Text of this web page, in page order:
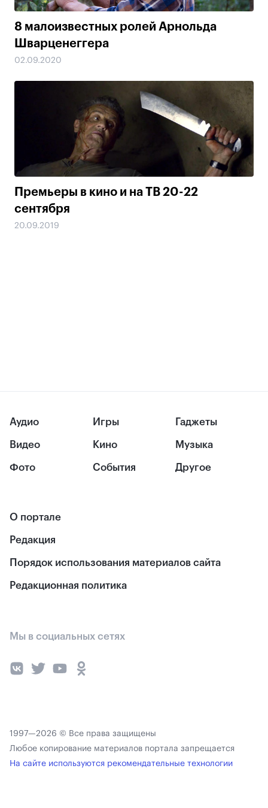
8 малоизвестных ролей Арнольда
Шварценеггера
02.09.2020
Премьеры в кино и на ТВ 20-22
сентября
20.09.2019
Аудио
Видео
Фото
Игры
Кино
События
Гаджеты
Музыка
Другое
О портале
Редакция
Порядок использования материалов сайта
Редакционная политика
Мы в социальных сетях
1997—2026 © Все права защищены
Любое копирование материалов портала запрещается
На сайте используются рекомендательные технологии